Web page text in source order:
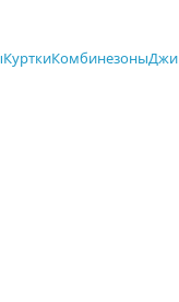
КурткиКомбинезоны